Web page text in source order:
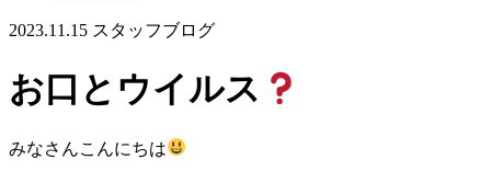
2023.11.15 スタッフブログ
お口とウイルス
みなさんこんにちは